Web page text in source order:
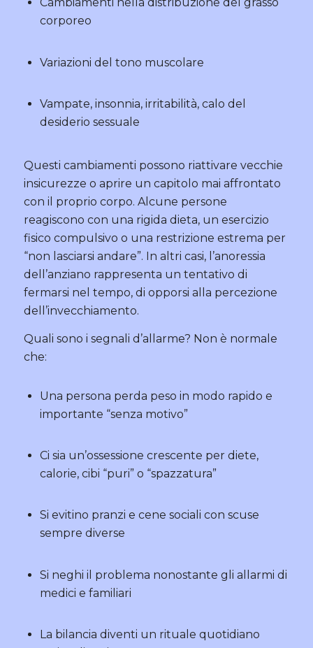
Cambiamenti nella distribuzione del grasso
corporeo
Variazioni del tono muscolare
Vampate, insonnia, irritabilità, calo del
desiderio sessuale
Questi cambiamenti possono riattivare vecchie
insicurezze o aprire un capitolo mai affrontato
con il proprio corpo. Alcune persone
reagiscono con una rigida dieta, un esercizio
fisico compulsivo o una restrizione estrema per
“non lasciarsi andare”. In altri casi, l’anoressia
dell’anziano rappresenta un tentativo di
fermarsi nel tempo, di opporsi alla percezione
dell’invecchiamento.
Quali sono i segnali d’allarme? Non è normale
che:
Una persona perda peso in modo rapido e
importante “senza motivo”
Ci sia un’ossessione crescente per diete,
calorie, cibi “puri” o “spazzatura”
Si evitino pranzi e cene sociali con scuse
sempre diverse
Si neghi il problema nonostante gli allarmi di
medici e familiari
La bilancia diventi un rituale quotidiano